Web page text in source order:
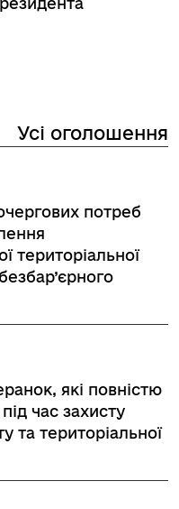
Усі оголошення
потреб
територіальної
які повністю
час захисту
та територіальної